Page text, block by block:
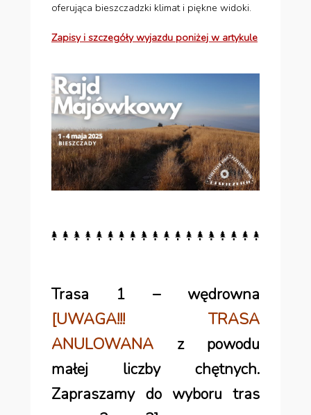
oferująca bieszczadzki klimat i piękne widoki.
Zapisy i szczegóły wyjazdu poniżej w artykule
Trasa 1 – wędrowna
[UWAGA!!! TRASA
ANULOWANA z powodu
małej liczby chętnych.
Zapraszamy do wyboru tras